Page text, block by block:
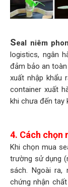
Seal niêm
logistics, ngân
đảm bảo an
xuất nhập khẩu
container xuất
khi chưa đến tay
4. Cách chọn
Khi chọn mua
trường sử dụng
sách. Ngoài
chứng nhận